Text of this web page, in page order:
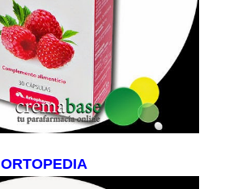
ORTOPEDIA